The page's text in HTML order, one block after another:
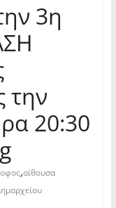
3η
την
20:30
,αίθουσα